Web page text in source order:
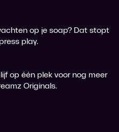
op je soap? Dat stopt
play.
op één plek voor nog meer
Originals.